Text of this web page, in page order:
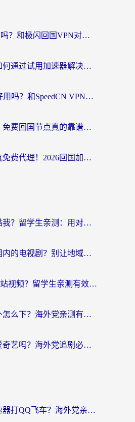
Malus VPN好用吗？和极闪回国VPN对比哪个回国效果更好？海外党亲测3款加速器+避坑指南
海外党必看：如何通过试用加速器解决国内APP地区限制？附2026最新对比测评
雷神手游VPN好用吗？和SpeedCN VPN对比哪个回国效果更好？海外党亲测3款加速器+避坑指南
海外党别踩坑：免费回国节点真的靠谱吗？教你选对加速器无缝访问国内资源
海外党别再踩坑免费代理！2026回国加速器全攻略：从选线到避坑，无缝访问国内资源
在国外怎么听酷我？留学生亲测：用对加速器就能畅听国内音乐听书
在国外如何看国内的电视剧？别让地域限制成为追剧路上的绊脚石
在国外如何看B站视频？留学生亲测有效的回国加速器选择指南
网易云音乐国外怎么下？海外党亲测有效的回国加速器指南
在国外不能看爱奇艺吗？海外党追剧必看的回国加速器选择指南
国外用什么加速器打QQ飞车？海外党亲测有效的国服游戏加速指南